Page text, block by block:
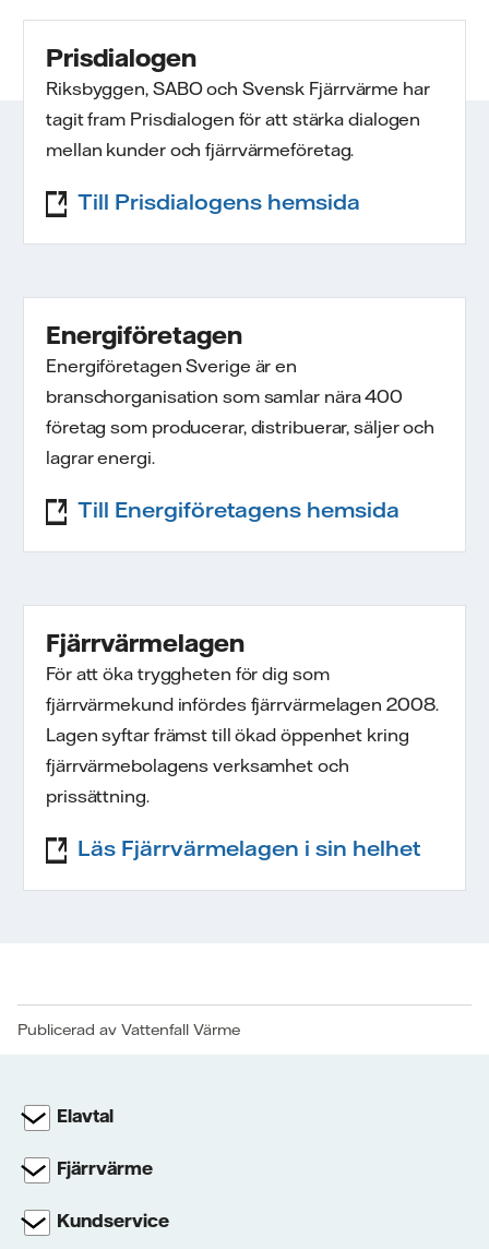
Prisdialogen
Riksbyggen, SABO och Svensk Fjärrvärme har
tagit fram Prisdialogen för att stärka dialogen
mellan kunder och fjärrvärmeföretag.
Till Prisdialogens hemsida
Energiföretagen
Energiföretagen Sverige är en
branschorganisation som samlar nära 400
företag som producerar, distribuerar, säljer och
lagrar energi.
Till Energiföretagens hemsida
Fjärrvärmelagen
För att öka tryggheten för dig som
fjärrvärmekund infördes fjärrvärmelagen 2008.
Lagen syftar främst till ökad öppenhet kring
fjärrvärmebolagens verksamhet och
prissättning.
Läs Fjärrvärmelagen i sin helhet
Publicerad av Vattenfall Värme
Elavtal
Fjärrvärme
Kundservice